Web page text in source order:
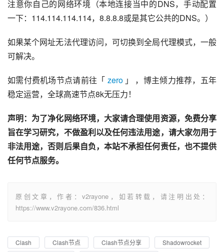
注意你自己的网络环境（本地连接当中的DNS，手动配置
一下：114.114.114.114，8.8.8.8或是其它公共的DNS。）
如果某个网址无法代理访问，可切换到全局代理模式，一般
可解决。
如需付费机场节点请前往「 zero 」 ，博主倾力推荐，五年
稳定运营，全球高速节点8k无压力！
声明：为了净化网络环境，大家请合理使用资源，免费分享
旨在学习研究，不做盈利以及任何违法用途，请大家勿用于
非法用途，否则后果自负，本站不承担任何责任，也不提供
任何节点服务。
原创文章，作者：v2rayone，如若转载，请注明出处：
https://www.v2rayone.com/836.html
Clash Clash节点 Clash节点分享
Shadowrocket